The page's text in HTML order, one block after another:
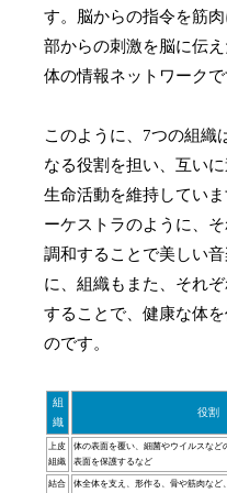
す。脳からの指令を筋
部からの刺激を脳に伝
体の情報ネットワークで
このように、7つの組織
なる役割を担い、互いに
生命活動を維持してい
ーケストラのように、
調和することで美しい
に、組織もまた、それ
することで、健康な体
のです。
組
織
役割
上皮
組織
体の表面を覆い、細菌やウイルスなど
表面を保護するなど
結合
体全体を支え、形作る、骨や筋肉など